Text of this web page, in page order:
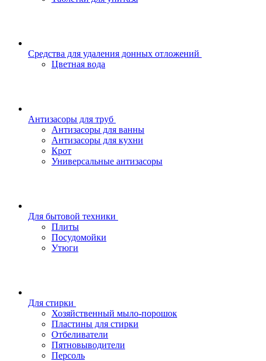
Средства для удаления донных отложений
Цветная вода
Антизасоры для труб
Антизасоры для ванны
Антизасоры для кухни
Крот
Универсальные антизасоры
Для бытовой техники
Плиты
Посудомойки
Утюги
Для стирки
Хозяйственный мыло-порошок
Пластины для стирки
Отбеливатели
Пятновыводители
Персоль